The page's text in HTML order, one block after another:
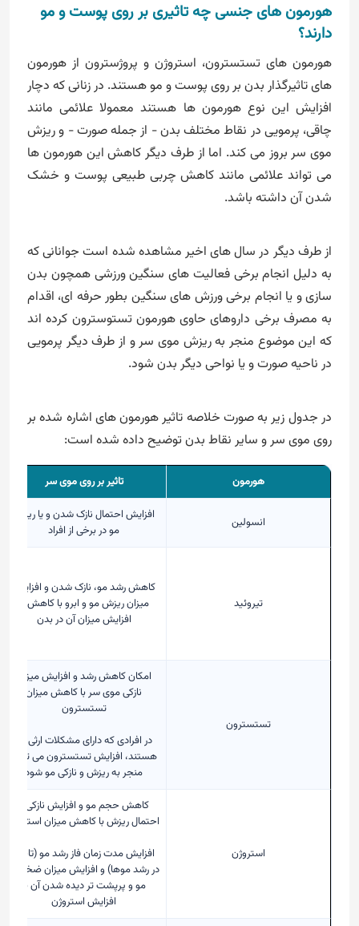
هورمون های جنسی چه تاثیری بر روی پوست و مو
دارند؟
هورمون های تستسترون، استروژن و پروژسترون از هورمون
های تاثیرگذار بدن بر روی پوست و مو هستند. در زنانی که دچار
افزایش این نوع هورمون ها هستند معمولا علائمی مانند
چاقی، پرمویی در نقاط مختلف بدن - از جمله صورت - و ریزش
موی سر بروز می کند. اما از طرف دیگر کاهش این هورمون ها
می تواند علائمی مانند کاهش چربی طبیعی پوست و خشک
شدن آن داشته باشد.
از طرف دیگر در سال های اخیر مشاهده شده است جوانانی که
به دلیل انجام برخی فعالیت های سنگین ورزشی همچون بدن
سازی و یا انجام برخی ورزش های سنگین بطور حرفه ای، اقدام
به مصرف برخی داروهای حاوی هورمون تستوسترون کرده اند
که این موضوع منجر به ریزش موی سر و از طرف دیگر پرمویی
در ناحیه صورت و یا نواحی دیگر بدن شود.
در جدول زیر به صورت خلاصه تاثیر هورمون های اشاره شده بر
روی موی سر و سایر نقاط بدن توضیح داده شده است:
هورمون تاثیر بر روی موی سر
انسولین
افزایش احتمال نازک شدن و یا ریزش
مو در برخی از افراد
تیروئید
کاهش رشد مو، نازک شدن و افزایش
میزان ریزش مو و ابرو با کاهش یا
افزایش میزان آن در بدن
تستسترون
امکان کاهش رشد و افزایش میزان
نازکی موی سر با کاهش میزان
تستسترون
در افرادی که دارای مشکلات ارثی مو
هستند، افزایش تستسترون می تواند
منجر به ریزش و نازکی مو شود
استروژن
کاهش حجم مو و افزایش نازکی و
احتمال ریزش با کاهش میزان استروژن
افزایش مدت زمان فاز رشد مو (تاخیر
در رشد موها) و افزایش میزان ضخامت
مو و پرپشت تر دیده شدن آن با
افزایش استروژن